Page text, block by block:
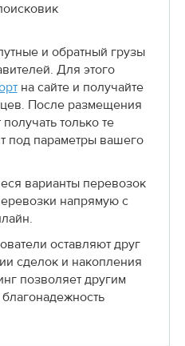
и обратный грузы
Для этого
на сайте и получайте
После размещения
только те
под параметры вашего
варианты перевозок
напрямую с
оставляют друг
сделок и накопления
позволяет другим